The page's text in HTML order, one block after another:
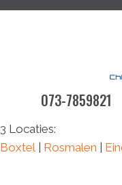
073-7859821
3 Locaties:
Boxtel
Rosmalen